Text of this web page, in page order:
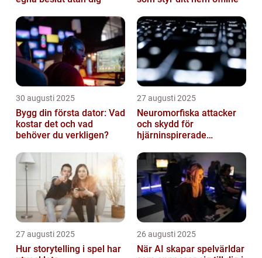
30 augusti 2025
Bygg din första dator: Vad
kostar det och vad
behöver du verkligen?
27 augusti 2025
Neuromorfiska attacker
och skydd för
hjärninspirerade
27 augusti 2025
Hur storytelling i spel har
26 augusti 2025
När AI skapar spelvärldar